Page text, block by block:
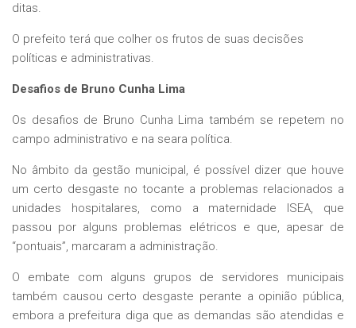
ditas.
O prefeito terá que colher os frutos de suas decisões
políticas e administrativas.
Desafios de Bruno Cunha Lima
Os desafios de Bruno Cunha Lima também se repetem no
campo administrativo e na seara política.
No âmbito da gestão municipal, é possível dizer que houve
um certo desgaste no tocante a problemas relacionados a
unidades hospitalares, como a maternidade ISEA, que
passou por alguns problemas elétricos e que, apesar de
“pontuais”, marcaram a administração.
O embate com alguns grupos de servidores municipais
também causou certo desgaste perante a opinião pública,
embora a prefeitura diga que as demandas são atendidas e